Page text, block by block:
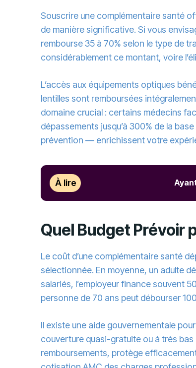
Souscrire une complémentaire santé
de manière significative. Si vous
rembourse 35 à 70% selon le type de
considérablement ce montant, voire
L’accès aux équipements optiques
lentilles sont remboursées
domaine crucial : certains médecins
dépassements jusqu’à 300% de la
prévention — enrichissent votre
À lire
Quel Budget Prévoir
Le coût d’une complémentaire santé
sélectionnée. En moyenne, un adulte
salariés, l’employeur finance souvent
personne de 70 ans peut débourser
Il existe une aide gouvernementale
couverture quasi-gratuite ou à très
remboursements, protège